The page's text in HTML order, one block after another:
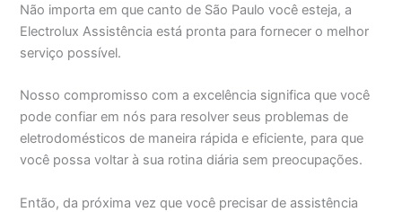
Não importa em que canto de São Paulo você esteja, a
Electrolux Assistência está pronta para fornecer o melhor
serviço possível.
Nosso compromisso com a excelência significa que você
pode confiar em nós para resolver seus problemas de
eletrodomésticos de maneira rápida e eficiente, para que
você possa voltar à sua rotina diária sem preocupações.
Então, da próxima vez que você precisar de assistência